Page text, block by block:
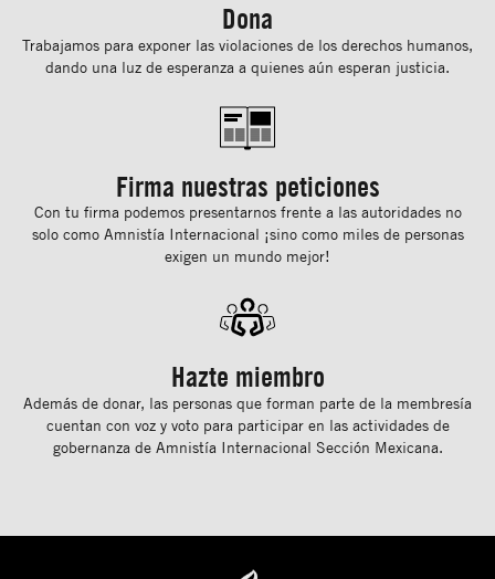
Dona
Trabajamos para exponer las violaciones de los derechos humanos,
dando una luz de esperanza a quienes aún esperan justicia.
Firma nuestras peticiones
Con tu ﬁrma podemos presentarnos frente a las autoridades no
solo como Amnistía Internacional ¡sino como miles de personas
exigen un mundo mejor!
Hazte miembro
Además de donar, las personas que forman parte de la membresía
cuentan con voz y voto para participar en las actividades de
gobernanza de Amnistía Internacional Sección Mexicana.